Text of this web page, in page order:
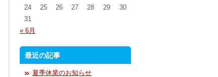
24
25 26 27 28 29
30
31
« 6月
最近の記事
夏季休業のお知らせ